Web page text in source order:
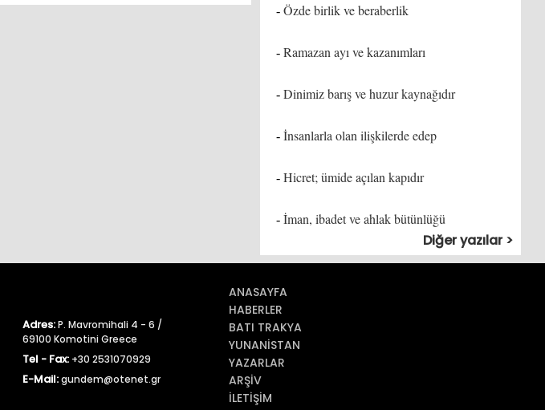
- Özde birlik ve beraberlik
- Ramazan ayı ve kazanımları
- Dinimiz barış ve huzur kaynağıdır
- İnsanlarla olan ilişkilerde edep
- Hicret; ümide açılan kapıdır
- İman, ibadet ve ahlak bütünlüğü
Diğer yazılar >
Adres:P. Mavromihali 4 - 6 /
69100 Komotini Greece
Tel - Fax: +30 2531070929
E-Mail:gundem@otenet.gr
ANASAYFA
HABERLER
BATI TRAKYA
YUNANİSTAN
YAZARLAR
ARŞİV
İLETİŞİM